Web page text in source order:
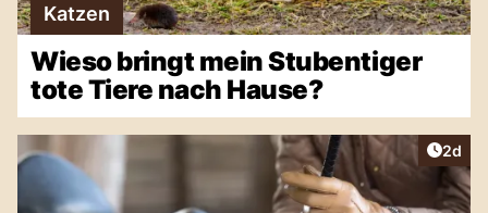
Katzen
Wieso bringt mein Stubentiger
tote Tiere nach Hause?
2d